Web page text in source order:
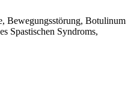
Bewegungsstörung, Botulinum
Spastischen Syndroms,